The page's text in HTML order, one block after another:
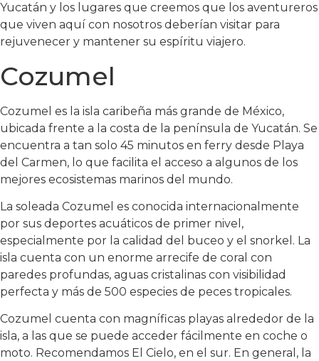
Yucatán y los lugares que creemos que los aventureros
que viven aquí con nosotros deberían visitar para
rejuvenecer y mantener su espíritu viajero.
Cozumel
Cozumel es la isla caribeña más grande de México,
ubicada frente a la costa de la península de Yucatán. Se
encuentra a tan solo 45 minutos en ferry desde Playa
del Carmen, lo que facilita el acceso a algunos de los
mejores ecosistemas marinos del mundo.
La soleada Cozumel es conocida internacionalmente
por sus deportes acuáticos de primer nivel,
especialmente por la calidad del buceo y el snorkel. La
isla cuenta con un enorme arrecife de coral con
paredes profundas, aguas cristalinas con visibilidad
perfecta y más de 500 especies de peces tropicales.
Cozumel cuenta con magníficas playas alrededor de la
isla, a las que se puede acceder fácilmente en coche o
moto. Recomendamos El Cielo, en el sur. En general, la